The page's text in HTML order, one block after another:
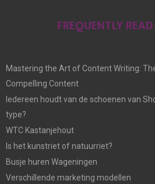
FREQUENTLY
Mastering the Art of Content Writing:
Compelling Content
Iedereen houdt van de schoenen van
type?
WTC Kastanjehout
Is het kunstriet of natuurriet?
Busje huren Wageningen
Verschillende marketing modellen